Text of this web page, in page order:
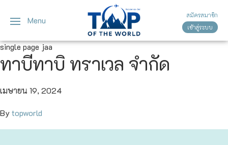
Menu
สมัครสมาชิก
เข้าสู่ระบบ
single page jaa
ทาบีทาบิ ทราเวล จำกัด
เมษายน 19, 2024
Bytopworld
ญี่ปุ่นทัวร์ญี่ปุ่น
โตเกียว
โอซาก้า
เกียวโต
เวียดนาม
ทัวร์เวียดนาม